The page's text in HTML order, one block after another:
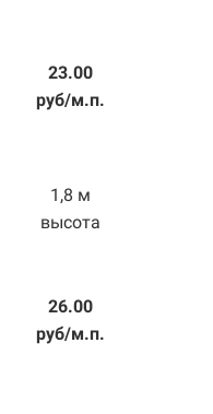
23.00
руб/м.п.
1,8 м
высота
26.00
руб/м.п.